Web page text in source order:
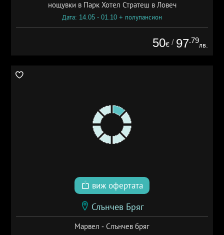
нощувки в Парк Хотел Стратеш в Ловеч
Дата: 14.05 - 01.10 + полупансион
50€ / 97.79
лв.
виж офертата
Слънчев Бряг
Марвел - Слънчев бряг